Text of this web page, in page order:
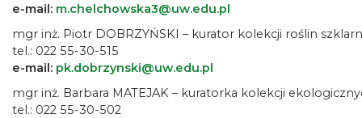
e-mail: m.chelchowska3@uw.edu.pl
mgr inż. Piotr DOBRZYŃSKI – kurator kolekcji roślin
tel.: 022 55-30-515
e-mail: pk.dobrzynski@uw.edu.pl
mgr inż. Barbara MATEJAK – kuratorka kolekcji
tel.: 022 55-30-502